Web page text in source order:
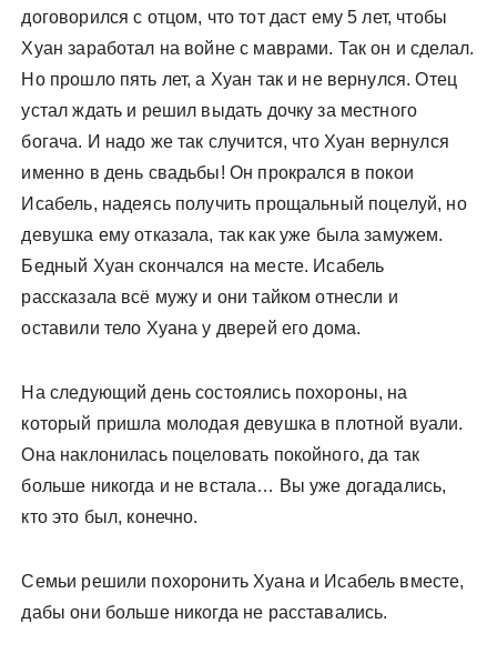
договорился с отцом, что тот даст ему 5 лет, чтобы
Хуан заработал на войне с маврами. Так он и сделал.
Но прошло пять лет, а Хуан так и не вернулся. Отец
устал ждать и решил выдать дочку за местного
богача. И надо же так случится, что Хуан вернулся
именно в день свадьбы! Он прокрался в покои
Исабель, надеясь получить прощальный поцелуй, но
девушка ему отказала, так как уже была замужем.
Бедный Хуан скончался на месте. Исабель
рассказала всё мужу и они тайком отнесли и
оставили тело Хуана у дверей его дома.
На следующий день состоялись похороны, на
который пришла молодая девушка в плотной вуали.
Она наклонилась поцеловать покойного, да так
больше никогда и не встала… Вы уже догадались,
кто это был, конечно.
Семьи решили похоронить Хуана и Исабель вместе,
дабы они больше никогда не расставались.